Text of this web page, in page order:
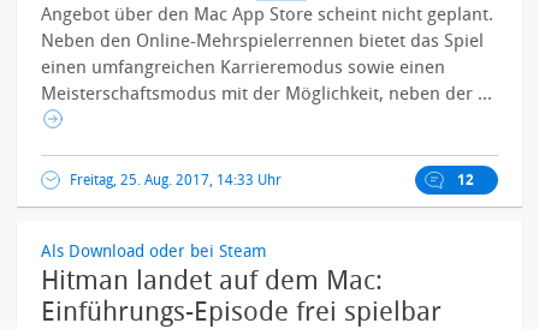
Angebot über den Mac App Store scheint nicht geplant.
Neben den Online-Mehrspielerrennen bietet das Spiel
einen umfangreichen Karrieremodus sowie einen
Meisterschaftsmodus mit der Möglichkeit, neben der ...
Freitag, 25. Aug. 2017, 14:33 Uhr 12
Als Download oder bei Steam
Hitman landet auf dem Mac:
Einführungs-Episode frei spielbar